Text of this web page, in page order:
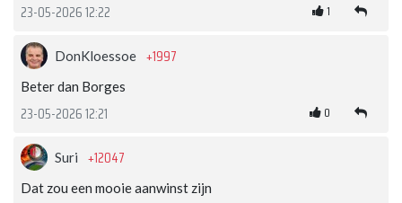
23-05-2026 12:22 1
DonKloessoe +1997
Beter dan Borges
23-05-2026 12:21 0
Suri +12047
Dat zou een mooie aanwinst zijn